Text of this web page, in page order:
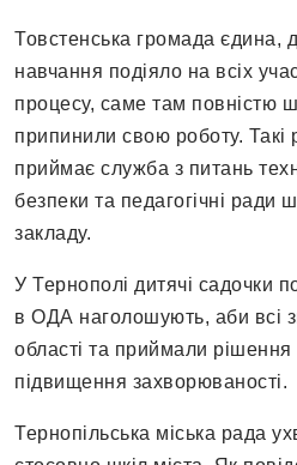
Товстенська громада єдина,
навчання подіяло на всіх
процесу, саме там повністю
припинили свою роботу. Такі
приймає служба з питань
безпеки та педагогічні ради
закладу.
У Тернополі дитячі садочки
в ОДА наголошують, аби всі
області та приймали рішення
підвищення захворюваності.
Тернопільська міська рада